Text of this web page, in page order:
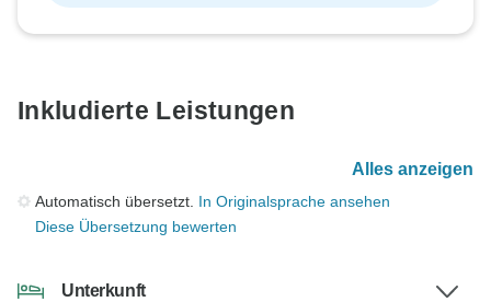
Inkludierte Leistungen
Alles anzeigen
Automatisch übersetzt. In Originalsprache ansehen
Diese Übersetzung bewerten
Unterkunft